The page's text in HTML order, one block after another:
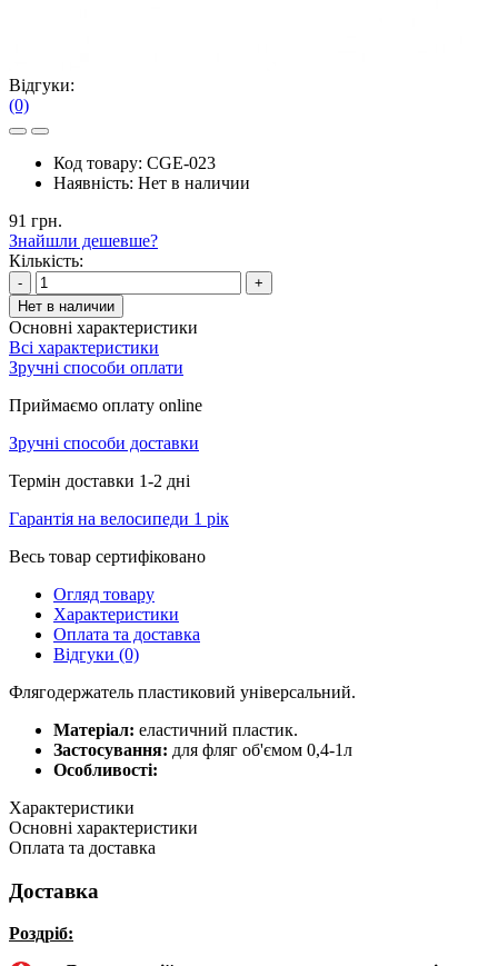
Відгуки:
(0)
Код товару: CGE-023
Наявність: Нет в наличии
91 грн.
Знайшли дешевше?
Кількість:
-
+
Нет в наличии
Основні характеристики
Всі характеристики
Зручні способи оплати
Приймаємо оплату online
Зручні способи доставки
Термін доставки 1-2 дні
Гарантія на велосипеди 1 рік
Весь товар сертифіковано
Огляд товару
Характеристики
Оплата та доставка
Відгуки (0)
Флягодержатель пластиковий універсальний.
Матеріал: еластичний пластик.
Застосування: для фляг об'ємом 0,4-1л
Особливості:
Характеристики
Основні характеристики
Оплата та доставка
Доставка
Роздріб: